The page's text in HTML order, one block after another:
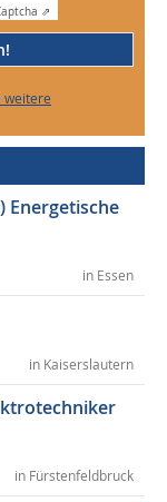
⇗
weitere
Energetische
in Essen
in Kaiserslautern
in Fürstenfeldbruck